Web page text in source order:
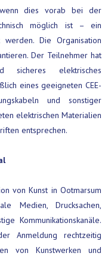
wenn dies vorab bei der
möglich ist – ein
Die Organisation
Der Teilnehmer hat
sicheres elektrisches
eines geeigneten CEE-
und sonstiger
elektrischen Materialien
entsprechen.
von Kunst in Ootmarsum
Medien, Drucksachen,
Kommunikationskanäle.
Anmeldung rechtzeitig
von Kunstwerken und